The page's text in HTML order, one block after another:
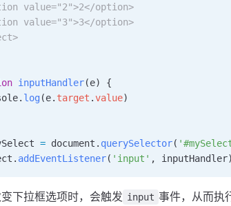
value="2">2</option>
value="3">3</option>
inputHandler(e) {
. log (e. target .value)
= document . querySelector(
. addEventListener( 'input' , inputHandler
变下拉框选项时，会触发 input 事件，从而执